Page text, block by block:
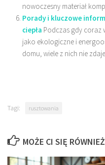
nowoczesny materiał
Porady i kluczowe
ciepła Podczas gdy coraz
jako ekologiczne i
domu, wiele z nich nie
Tagi: rusztowania
MOŻE CI SIĘ